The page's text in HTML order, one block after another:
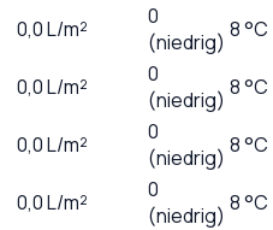
0,0L/m²
0
(niedrig) 8 °C
0,0L/m²
0
(niedrig) 8 °C
0,0L/m²
0
(niedrig) 8 °C
0,0L/m²
0
(niedrig) 8 °C